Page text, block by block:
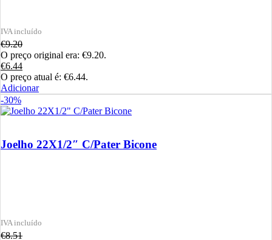
€9.20
O preço original era: €9.20.
€6.44
O preço atual é: €6.44.
Adicionar
-30%
Joelho 22X1/2″ C/Pater Bicone
€8.51